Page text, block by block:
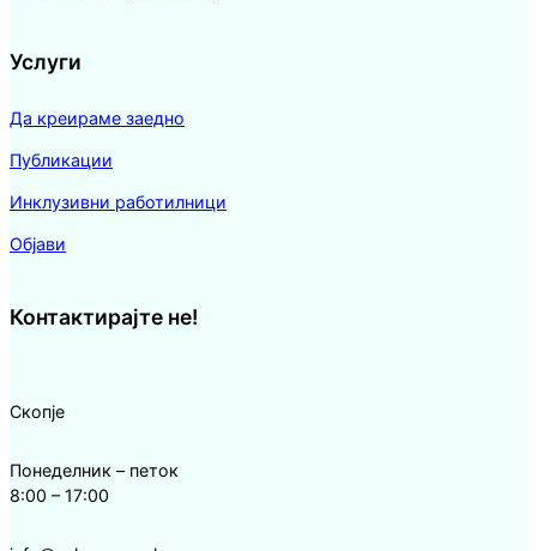
Услуги
Да креираме заедно
Публикации
Инклузивни работилници
Објави
Контактирајте не!
Скопје
Понеделник – петок
8:00 – 17:00